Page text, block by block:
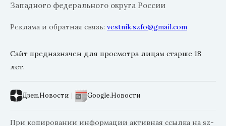
Западного федерального округа России
Реклама и обратная связь: vestnik.szfo@gmail.com
Сайт предназначен для просмотра лицам старше 18
лет.
Дзен.Новости | Google.Новости
При копировании информации активная ссылка на sz-